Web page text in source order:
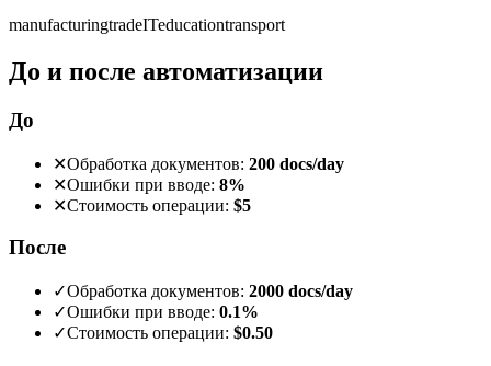
manufacturingtradeITeducationtransport
До и после автоматизации
До
✕Обработка документов: 200 docs/day
✕Ошибки при вводе: 8%
✕Стоимость операции: $5
После
✓Обработка документов: 2000 docs/day
✓Ошибки при вводе: 0.1%
✓Стоимость операции: $0.50